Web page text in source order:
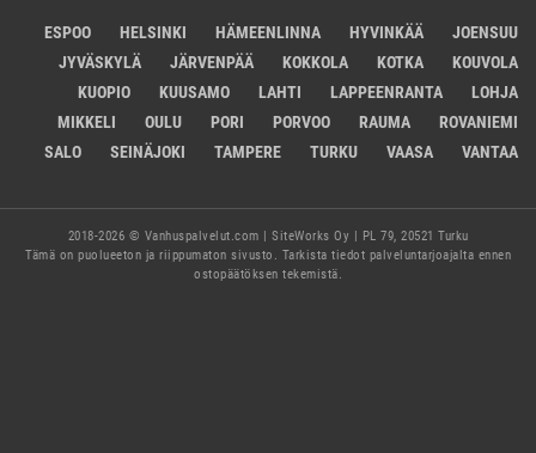
ESPOO HELSINKI HÄMEENLINNA HYVINKÄÄ
JOENSUU
JYVÄSKYLÄ
JÄRVENPÄÄ KOKKOLA KOTKA
KOUVOLA
KUOPIO
KUUSAMO LAHTI LAPPEENRANTA
LOHJA
MIKKELI
OULU PORI PORVOO RAUMA
ROVANIEMI
SALO
SEINÄJOKI TAMPERE TURKU VAASA VANTAA
2018-2026 © Vanhuspalvelut.com | SiteWorks Oy | PL 79, 20521 Turku
Tämä on puolueeton ja riippumaton sivusto. Tarkista tiedot palveluntarjoajalta ennen
ostopäätöksen tekemistä.